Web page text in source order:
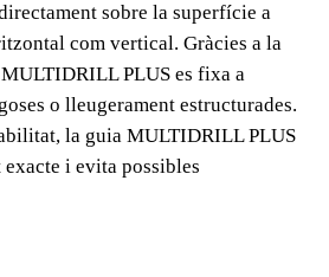
ja sigui horitzontal com vertical.
sobre la superfície a
com vertical. Gràcies a la
PLUS es fixa a
o lleugerament estructurades.
la guia MULTIDRILL PLUS
i evita possibles